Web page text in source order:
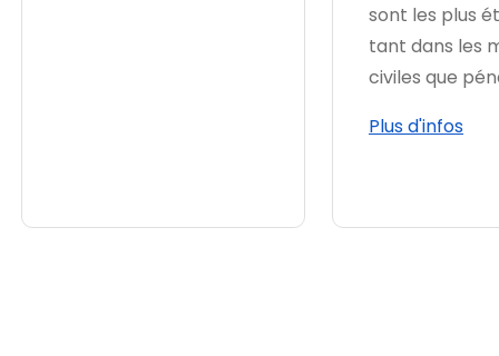
sont les plus
tant dans les
civiles que
Plus d'infos